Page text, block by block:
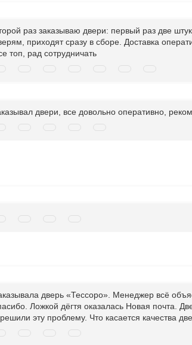
раз заказываю двери: первый раз две
приходят сразу в сборе. Доставка
топ, рад сотрудничать
двери, все довольно оперативно,
дверь «Тессоро». Менеджер всё
Ложкой дёгтя оказалась Новая почта.
эту проблему. Что касается качества